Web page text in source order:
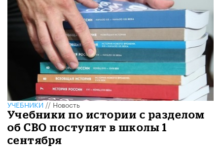
УЧЕБНИКИ//Новость
Учебники по истории с разделом
об СВО поступят в школы 1
сентября